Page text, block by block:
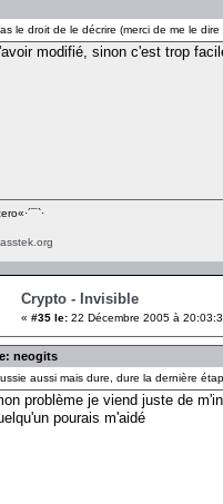
le droit de le décrire (merci de me le dire
modifié, sinon c'est trop
Crypto - Invisible
« #35 le: 22 Décembre 2005 à
neogits
aussi mais dure, dure la dernière
problème je viend juste de
pourais m'aidé